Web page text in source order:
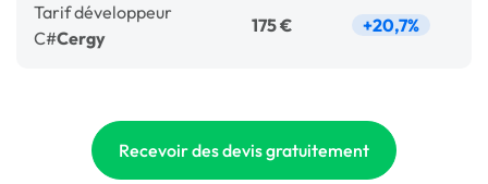
Tarifdéveloppeur
C#Cergy
175 € +20,7%
Recevoir des devis gratuitement